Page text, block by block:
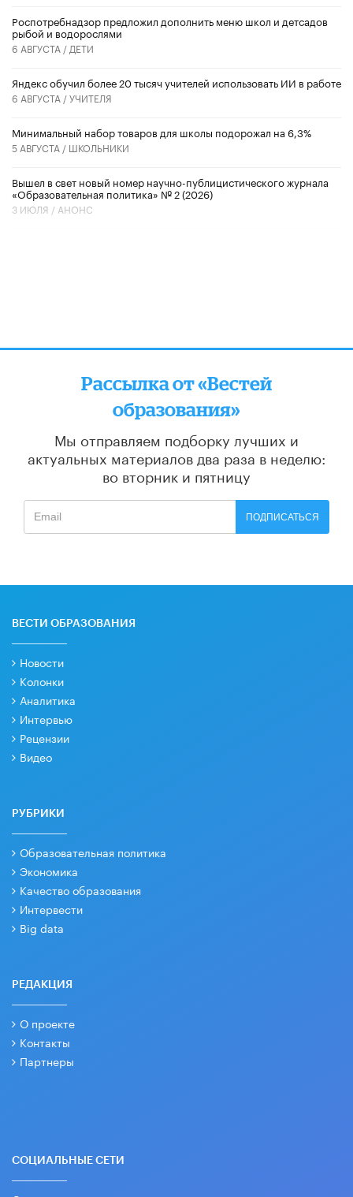
Роспотребнадзор предложил дополнить меню школ и детсадов
рыбой и водорослями
6 АВГУСТА / ДЕТИ
​Яндекс обучил более 20 тысяч учителей использовать ИИ в работе
6 АВГУСТА /УЧИТЕЛЯ
Минимальный набор товаров для школы подорожал на 6,3%
5 АВГУСТА / ШКОЛЬНИКИ
Вышел в свет новый номер научно-публицистического журнала
«Образовательная политика» № 2 (2026)
3 ИЮЛЯ / АНОНС
Рассылка от «Вестей
образования»
Мы отправляем подборку лучших и
актуальных материалов два раза в неделю:
во вторник и пятницу
ПОДПИСАТЬСЯ
ВЕСТИ ОБРАЗОВАНИЯ
Новости
Колонки
Аналитика
Интервью
Рецензии
Видео
РУБРИКИ
Образовательная политика
Экономика
Качество образования
Интервести
Big data
РЕДАКЦИЯ
О проекте
Контакты
Партнеры
СОЦИАЛЬНЫЕ СЕТИ